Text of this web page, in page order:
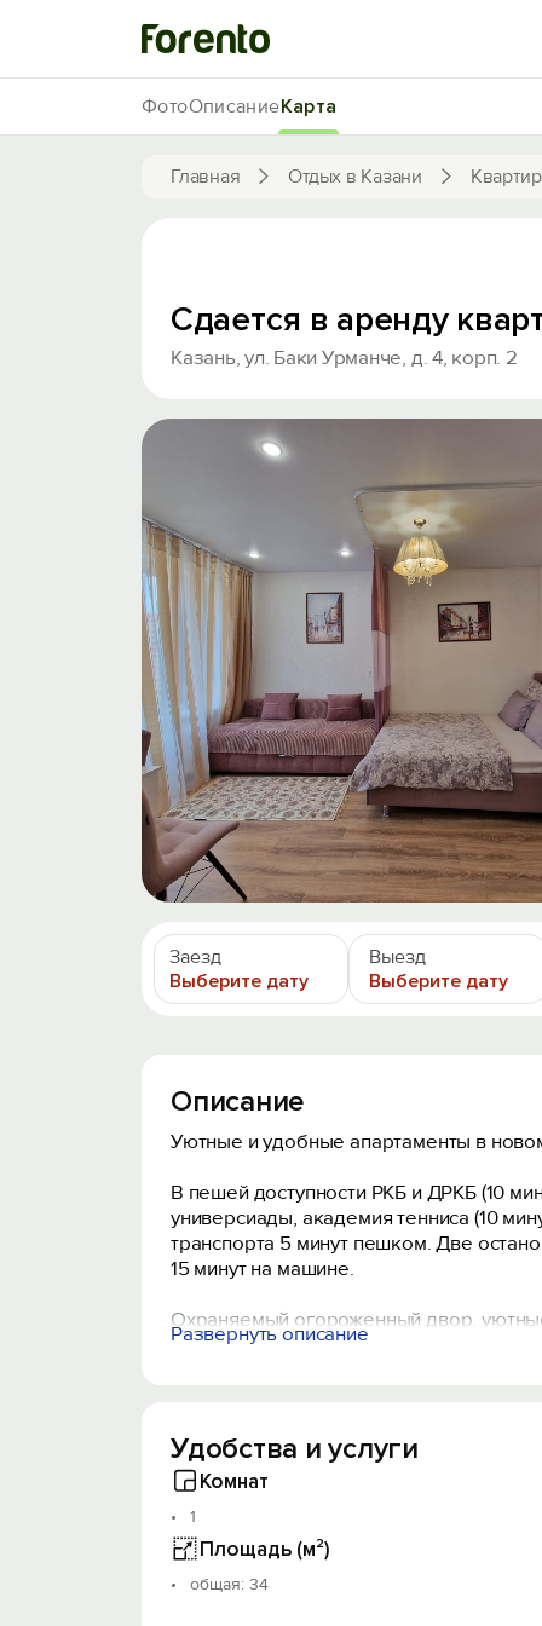
Главная Отдых в Казани
ФотоОписаниеКарта
Сдается в аренду
Казань, ул. Баки Урманче, д. 4, корп. 2
Заезд
Выберите дату
Выезд
Выберите дату
Описание
Уютные и удобные апартаменты в
В пешей доступности РКБ и ДРКБ (10
универсиады, академия тенниса (10
транспорта 5 минут пешком. Две
15 минут на машине.
Охраняемый огороженный двор,
паркинг.
еврокнижка, письменный стол,
фай, стиральная машина, утюг,
мебель и техника новые.
Заселение от 1-х суток (в выходные и в
Время заезда - с 14.00 до 22.00. По
Выезд - до 12.00 следующего дня,
Развернуть описание
Удобства и услуги
Комнат
1
Площадь (м²)
oбщая: 34